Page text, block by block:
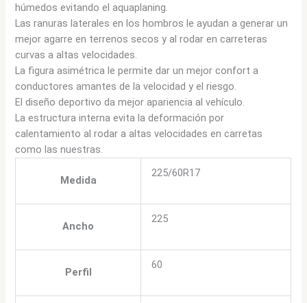
húmedos evitando el aquaplaning.
Las ranuras laterales en los hombros le ayudan a generar un
mejor agarre en terrenos secos y al rodar en carreteras
curvas a altas velocidades.
La figura asimétrica le permite dar un mejor confort a
conductores amantes de la velocidad y el riesgo.
El diseño deportivo da mejor apariencia al vehículo.
La estructura interna evita la deformación por
calentamiento al rodar a altas velocidades en carretas
como las nuestras.
Medida
225/60R17
Ancho
225
Perfil
60